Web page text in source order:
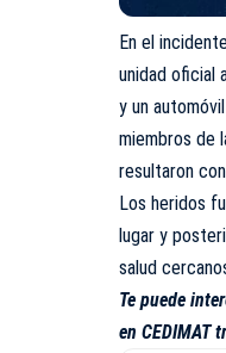
En el
unidad oficial
y un
miembros de
resultaron
Los heridos
lugar y
salud
Te puede
en CEDIMAT